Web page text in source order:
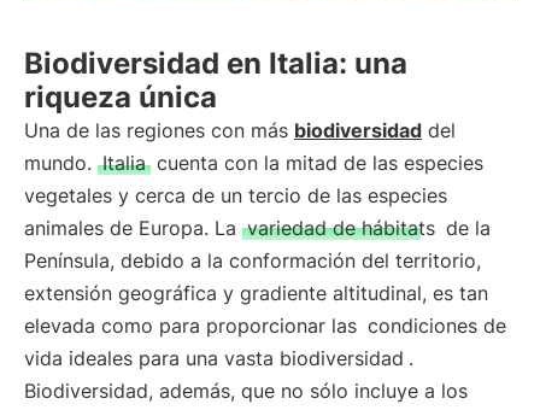
Biodiversidad en Italia: una
riqueza única
Una de las regiones con más biodiversidad del
mundo. Italia cuenta con la mitad de las especies
vegetales y cerca de un tercio de las especies
animales de Europa. La variedad de hábitats de la
Península, debido a la conformación del territorio,
extensión geográfica y gradiente altitudinal, es tan
elevada como para proporcionar las condiciones de
vida ideales para una vasta biodiversidad .
Biodiversidad, además, que no sólo incluye a los